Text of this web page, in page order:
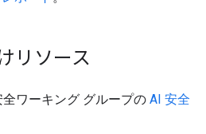
リソース
ワーキング グループの AI 安全